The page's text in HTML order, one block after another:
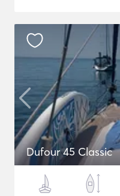
Dufour 45 Classic